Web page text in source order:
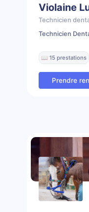
Violaine
Technicien
Technicien
📖 15 prestations
Prendre